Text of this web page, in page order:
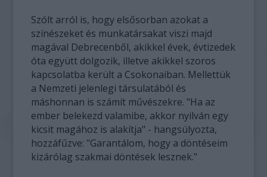
Szólt arról is, hogy elsősorban azokat a
színészeket és munkatársakat viszi majd
magával Debrecenből, akikkel évek, évtizedek
óta együtt dolgozik, illetve akikkel szoros
kapcsolatba került a Csokonaiban. Mellettük
a Nemzeti jelenlegi társulatából és
máshonnan is számít művészekre. "Ha az
ember belekezd valamibe, akkor nyilván egy
kicsit magához is alakítja" - hangsúlyozta,
hozzáfűzve: "Garantálom, hogy a döntéseim
kizárólag szakmai döntések lesznek."